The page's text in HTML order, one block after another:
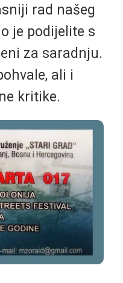
rad našeg
je podijelite s
za saradnju.
ali i
kritike.